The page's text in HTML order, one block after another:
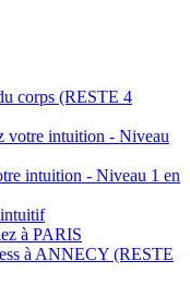
corps (RESTE 4
votre intuition - Niveau
intuition - Niveau 1 en
intuitif
à PARIS
à ANNECY (RESTE